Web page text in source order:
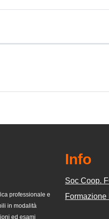
di 1
professionale e
in modalità
ed esami
Info
Soc Coop.
Formazione